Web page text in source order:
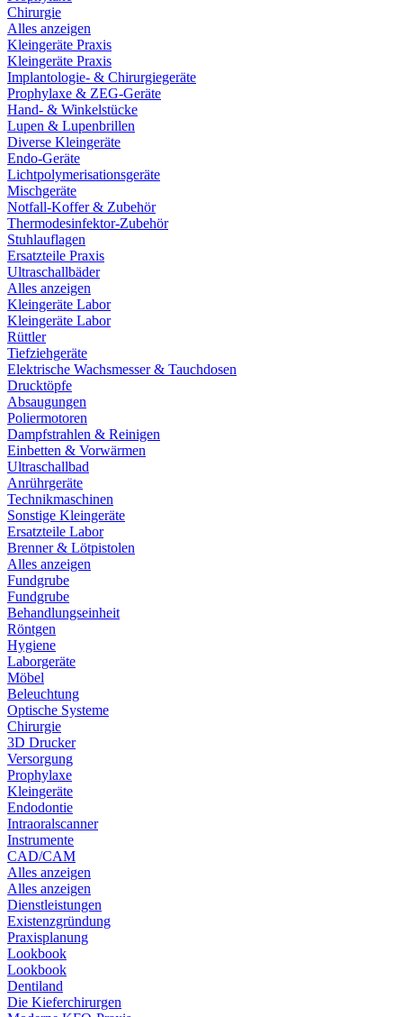
Chirurgie
Alles anzeigen
Kleingeräte Praxis
Kleingeräte Praxis
Implantologie- & Chirurgiegeräte
Prophylaxe & ZEG-Geräte
Hand- & Winkelstücke
Lupen & Lupenbrillen
Diverse Kleingeräte
Endo-Geräte
Lichtpolymerisationsgeräte
Mischgeräte
Notfall-Koffer & Zubehör
Thermodesinfektor-Zubehör
Stuhlauflagen
Ersatzteile Praxis
Ultraschallbäder
Alles anzeigen
Kleingeräte Labor
Kleingeräte Labor
Rüttler
Tiefziehgeräte
Elektrische Wachsmesser & Tauchdosen
Drucktöpfe
Absaugungen
Poliermotoren
Dampfstrahlen & Reinigen
Einbetten & Vorwärmen
Ultraschallbad
Anrührgeräte
Technikmaschinen
Sonstige Kleingeräte
Ersatzteile Labor
Brenner & Lötpistolen
Alles anzeigen
Fundgrube
Fundgrube
Behandlungseinheit
Röntgen
Hygiene
Laborgeräte
Möbel
Beleuchtung
Optische Systeme
Chirurgie
3D Drucker
Versorgung
Prophylaxe
Kleingeräte
Endodontie
Intraoralscanner
Instrumente
CAD/CAM
Alles anzeigen
Alles anzeigen
Dienstleistungen
Existenzgründung
Praxisplanung
Lookbook
Lookbook
Dentiland
Die Kieferchirurgen